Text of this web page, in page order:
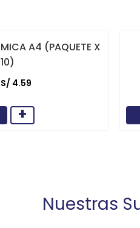
MICA A4 (PAQUETE X
10)
S/ 4.59
+
Nuestras